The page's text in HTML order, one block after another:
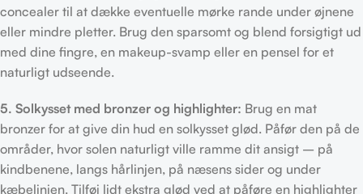
concealer til at dække eventuelle mørke rande under øjnene
eller mindre pletter. Brug den sparsomt og blend forsigtigt ud
med dine fingre, en makeup-svamp eller en pensel for et
naturligt udseende.
5. Solkysset med bronzer og highlighter: Brug en mat
bronzer for at give din hud en solkysset glød. Påfør den på de
områder, hvor solen naturligt ville ramme dit ansigt – på
kindbenene, langs hårlinjen, på næsens sider og under
kæbelinjen. Tilføj lidt ekstra glød ved at påføre en highlighter